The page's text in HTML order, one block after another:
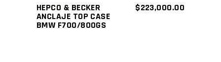
HEPCO & BECKER
ANCLAJE TOP CASE
BMW F700/800GS
$223,000.00